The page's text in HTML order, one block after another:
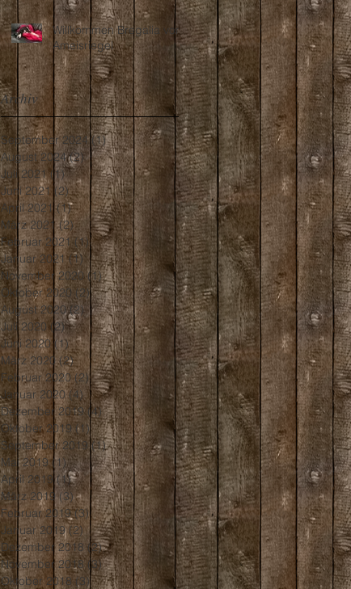
Willkommen Bregalia vom
Ameisriegel
Archiv
September 2024 (1)1 Beitrag
August 2024 (2)2 Beiträge
Juli 2021 (1)1 Beitrag
Juni 2021 (2)2 Beiträge
April 2021 (1)1 Beitrag
März 2021 (2)2 Beiträge
Februar 2021 (1)1 Beitrag
Januar 2021 (1)1 Beitrag
November 2020 (1)1 Beitrag
Oktober 2020 (2)2 Beiträge
August 2020 (2)2 Beiträge
Juli 2020 (2)2 Beiträge
Juni 2020 (1)1 Beitrag
März 2020 (2)2 Beiträge
Februar 2020 (2)2 Beiträge
Januar 2020 (4) 4 Beiträge
Dezember 2019 (4)4 Beiträge
Oktober 2019 (1)1 Beitrag
September 2019 (1)1 Beitrag
Mai 2019 (1)1 Beitrag
April 2019 (1)1 Beitrag
März 2019 (3)3 Beiträge
Februar 2019 (3)3 Beiträge
Januar 2019 (2) 2 Beiträge
Dezember 2018 (2)2 Beiträge
November 2018 (3)3 Beiträge
Oktober 2018 (3)3 Beiträge